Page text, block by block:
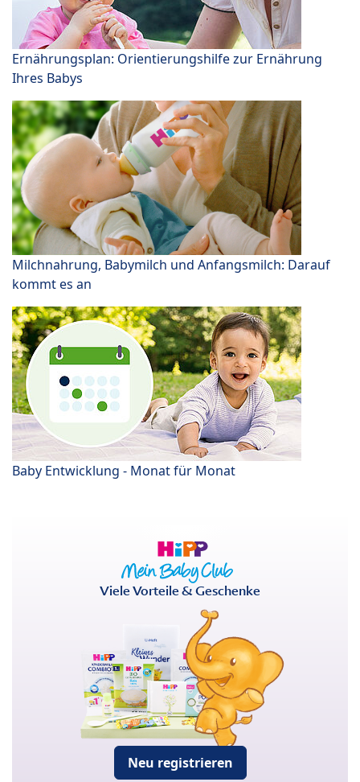
Ernährungsplan: Orientierungshilfe zur Ernährung
Ihres Babys
Milchnahrung, Babymilch und Anfangsmilch: Darauf
kommt es an
Baby Entwicklung - Monat für Monat
Viele Vorteile & Geschenke
Neu registrieren